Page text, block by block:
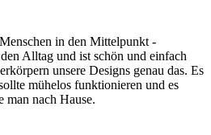
in den Mittelpunkt -
Alltag und ist schön und einfach
unsere Designs genau das. Es
mühelos funktionieren und es
man nach Hause.